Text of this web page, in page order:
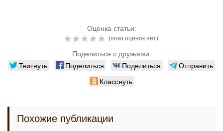
Оценка статьи:
(пока оценок нет)
Поделиться с друзьями:
Твитнуть Поделиться Поделиться
Отправить
Класснуть
Похожие публикации